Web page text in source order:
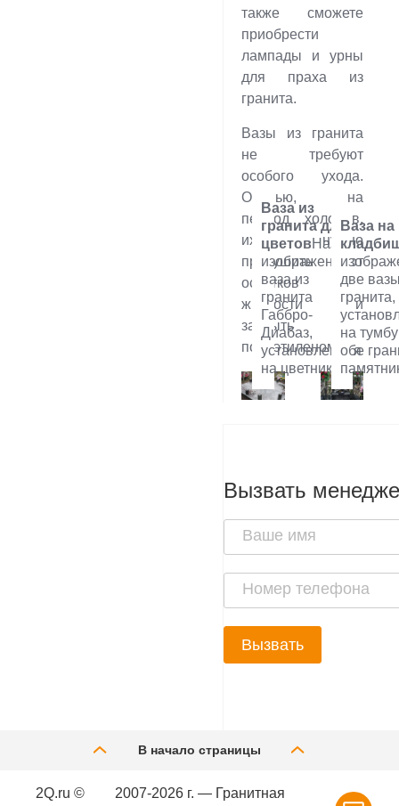
также сможете
приобрести
лампады и урны
для праха из
гранита.
Вазы из гранита
не требуют
особого ухода.
Осенью, на
период холодов,
их нужно
просушить от
остатков
жидкости и
закрыть
полиэтиленом.
Ваза из
гранита для
цветовНа
изображении:
ваза из
гранита
Габбро-
Диабаз,
установленная
на цветник
Ваза на
две
гранита,
на
обе
Вызвать
Вызвать
В начало страницы
2Q.ru ©
2007-2026 г. — Гранитная